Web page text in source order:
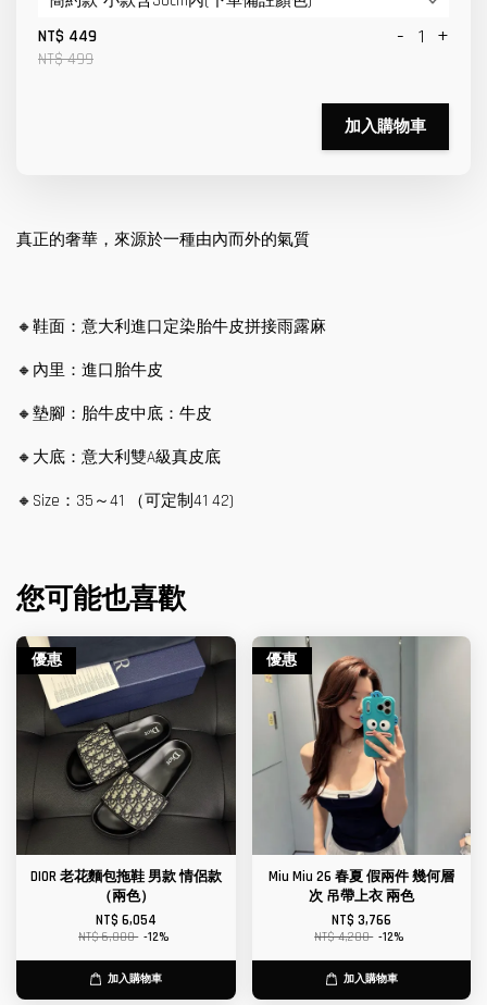
NT$ 449
NT$ 499
- +
加入購物車
真正的奢華，來源於一種由內而外的氣質
🔸鞋面：意大利進口定染胎牛皮拼接雨露麻
🔸內里：進口胎牛皮
🔸墊腳：胎牛皮中底：牛皮
🔸大底：意大利雙A級真皮底
🔸Size：35～41 （可定制41 42)
您可能也喜歡
優惠
DIOR 老花麵包拖鞋 男款 情侶款
（兩色）
NT$ 6,054
NT$ 6,880 -12%
加入購物車
優惠
Miu Miu 26 春夏 假兩件 幾何層
次 吊帶上衣 兩色
NT$ 3,766
NT$ 4,280 -12%
加入購物車